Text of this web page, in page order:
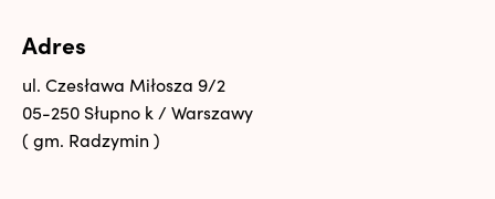
Adres
ul. Czesława Miłosza 9/2
05-250 Słupno k / Warszawy
( gm. Radzymin )